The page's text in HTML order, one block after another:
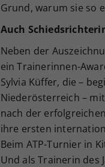
Grund, warum sie so
Auch
Neben der
ein Trainerinnen-
Sylvia Küffer, die –
Niederösterreich –
nach der
ihre ersten
Beim ATP-Turnier in
Und als Trainerin des